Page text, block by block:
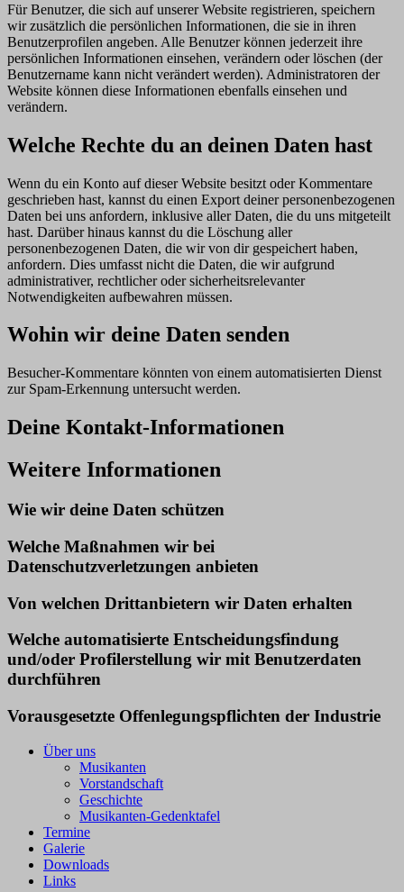
Für Benutzer, die sich auf unserer Website registrieren, speichern
wir zusätzlich die persönlichen Informationen, die sie in ihren
Benutzerprofilen angeben. Alle Benutzer können jederzeit ihre
persönlichen Informationen einsehen, verändern oder löschen (der
Benutzername kann nicht verändert werden). Administratoren der
Website können diese Informationen ebenfalls einsehen und
verändern.
Welche Rechte du an deinen Daten hast
Wenn du ein Konto auf dieser Website besitzt oder Kommentare
geschrieben hast, kannst du einen Export deiner personenbezogenen
Daten bei uns anfordern, inklusive aller Daten, die du uns mitgeteilt
hast. Darüber hinaus kannst du die Löschung aller
personenbezogenen Daten, die wir von dir gespeichert haben,
anfordern. Dies umfasst nicht die Daten, die wir aufgrund
administrativer, rechtlicher oder sicherheitsrelevanter
Notwendigkeiten aufbewahren müssen.
Wohin wir deine Daten senden
Besucher-Kommentare könnten von einem automatisierten Dienst
zur Spam-Erkennung untersucht werden.
Deine Kontakt-Informationen
Weitere Informationen
Wie wir deine Daten schützen
Welche Maßnahmen wir bei
Datenschutzverletzungen anbieten
Von welchen Drittanbietern wir Daten erhalten
Welche automatisierte Entscheidungsfindung
und/oder Profilerstellung wir mit Benutzerdaten
durchführen
Vorausgesetzte Offenlegungspflichten der Industrie
Über uns
Musikanten
Vorstandschaft
Geschichte
Musikanten-Gedenktafel
Termine
Galerie
Downloads
Links